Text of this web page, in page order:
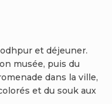
et déjeuner.
musée, puis du
dans la ville,
et du souk aux